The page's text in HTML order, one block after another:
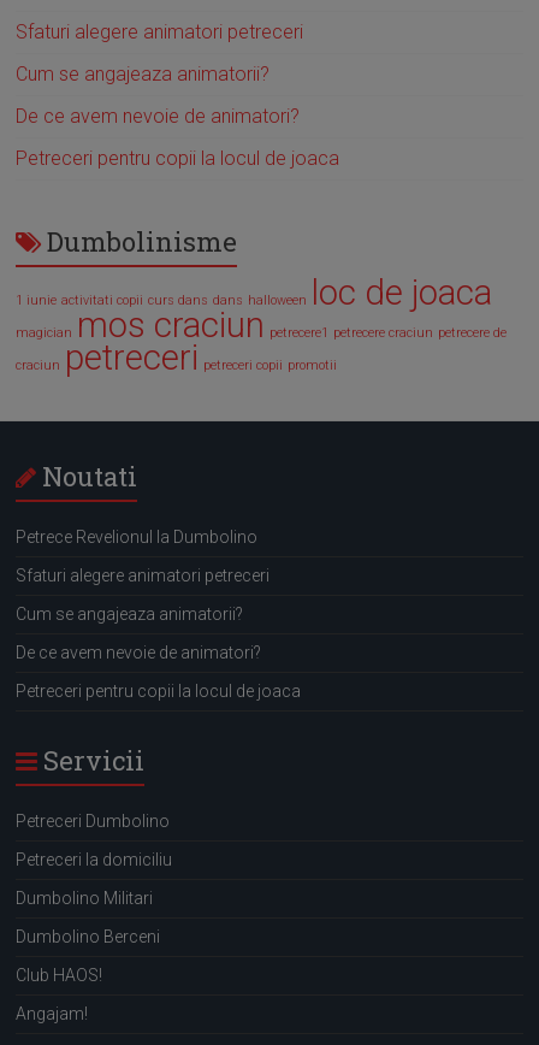
Sfaturi alegere animatori petreceri
Cum se angajeaza animatorii?
De ce avem nevoie de animatori?
Petreceri pentru copii la locul de joaca
Dumbolinisme
1 iunie activitati copii curs dans dans halloween loc de joaca
magician mos craciun petrecere1 petrecere craciun petrecere de
craciun petreceri petreceri copii promotii
Noutati
Petrece Revelionul la Dumbolino
Sfaturi alegere animatori petreceri
Cum se angajeaza animatorii?
De ce avem nevoie de animatori?
Petreceri pentru copii la locul de joaca
Servicii
Petreceri Dumbolino
Petreceri la domiciliu
Dumbolino Militari
Dumbolino Berceni
Club HAOS!
Angajam!